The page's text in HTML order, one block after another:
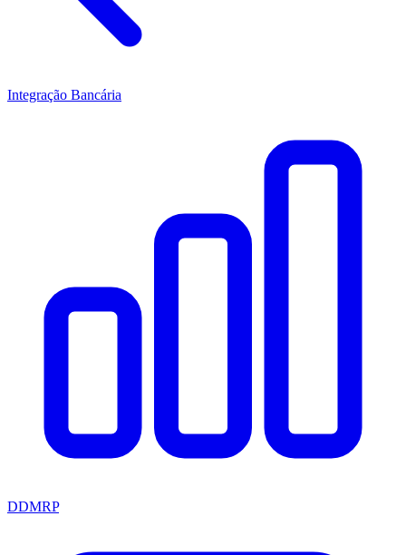
Integração Bancária
DDMRP